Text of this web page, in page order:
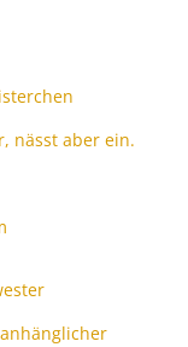
nässt aber ein.